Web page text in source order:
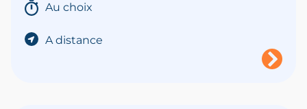
Au choix
A distance